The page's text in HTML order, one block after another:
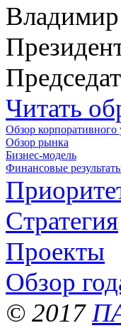
Читать
Обзор корпоративного
Обзор рынка
Бизнес-модель
Финансовые
Стратегия
Проекты
Обзор
© 2017